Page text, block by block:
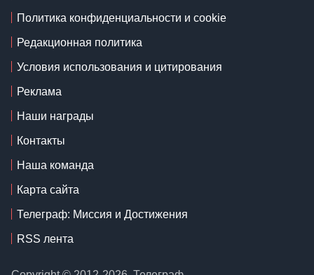
Политика конфиденциальности и cookie
Редакционная политика
Условия использования и цитирования
Реклама
Наши награды
Контакты
Наша команда
Карта сайта
Телеграф: Миссия и Достижения
RSS лента